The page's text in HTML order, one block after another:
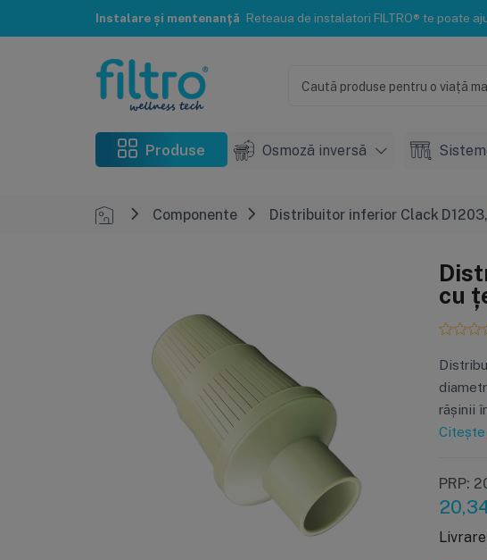
Instalare și mentenanță Reteaua de instalatori FILTRO® te poate ajuta cu instalarea sau
Produse Osmoză inversă
Componente Distribuitor inferior Clack
cu
rășinii
Citește
PRP: